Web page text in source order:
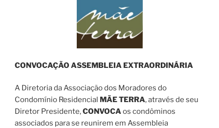
CONVOCAÇÃO ASSEMBLEIA EXTRAORDINÁRIA
A Diretoria da Associação dos Moradores do
Condomínio Residencial MÃE TERRA, através de seu
Diretor Presidente,CONVOCAos condôminos
associados para se reunirem em Assembleia